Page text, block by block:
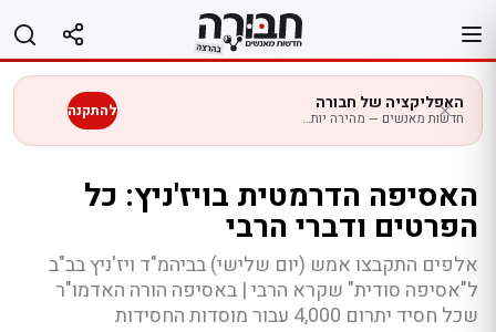
לתוכן
האפליקציה של חבורה
חדשות מאנשים — מהירה יותר בנייד להתקנה
האסיפה הדרמטית בויז'ניץ: כל
הפרטים ודברי הרבי
אלפים התקבצו אמש (יום שלישי) בביהמ"ד ויז'ניץ בב"ב
ל"אסיפה סודית" שקרא הרבי | באסיפה הורה האדמו"ר
שכל חסיד יתרום 4,000 עבור מוסדות החסידות